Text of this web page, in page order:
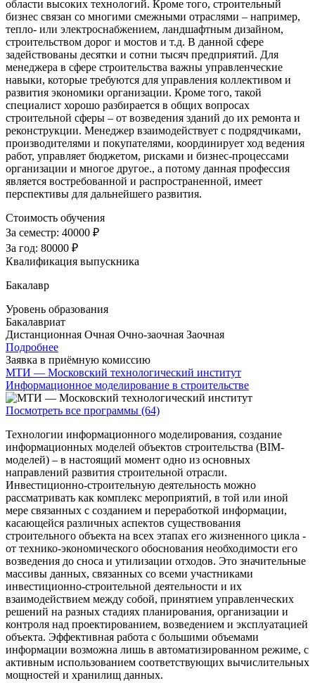
области высоких технологий. Кроме того, строительный
бизнес связан со многими смежными отраслями – например,
тепло- или электроснабжением, ландшафтным дизайном,
строительством дорог и мостов и т.д. В данной сфере
задействованы десятки и сотни тысяч предприятий. Для
менеджера в сфере строительства важны управленческие
навыки, которые требуются для управления коллективом и
развития экономики организации. Кроме того, такой
специалист хорошо разбирается в общих вопросах
строительной сферы – от возведения зданий до их ремонта и
реконструкции. Менеджер взаимодействует с подрядчиками,
производителями и покупателями, координирует ход ведения
работ, управляет бюджетом, рисками и бизнес-процессами
организации и многое другое., а потому данная профессия
является востребованной и распространенной, имеет
перспективы для дальнейшего развития.
Стоимость обучения
За семестр: 40000 ₽
За год: 80000 ₽
Квалификация выпускника
Бакалавр
Уровень образования
Бакалавриат
Дистанционная Очная Очно-заочная Заочная
Подробнее
Заявка в приёмную комиссию
МТИ — Московский технологический институт
Информационное моделирование в строительстве
Посмотреть все программы (64)
Технологии информационного моделирования, создание
информационных моделей объектов строительства (BIM-
моделей) – в настоящий момент одно из основных
направлений развития строительной отрасли.
Инвестиционно-строительную деятельность можно
рассматривать как комплекс мероприятий, в той или иной
мере связанных с созданием и переработкой информации,
касающейся различных аспектов существования
строительного объекта на всех этапах его жизненного цикла -
от технико-экономического обоснования необходимости его
возведения до сноса и утилизации отходов. Это значительные
массивы данных, связанных со всеми участниками
инвестиционно-строительной деятельности и их
взаимодействием между собой, принятием управленческих
решений на разных стадиях планирования, организации и
контроля над проектированием, возведением и эксплуатацией
объекта. Эффективная работа с большими объемами
информации возможна лишь в автоматизированном режиме, с
активным использованием соответствующих вычислительных
мощностей и хранилищ данных.